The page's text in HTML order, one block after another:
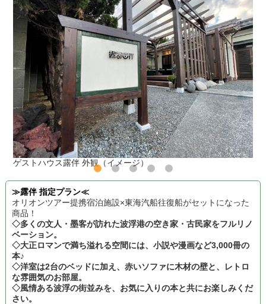
ゲストハウス露伴 外観（イメージ）
≫露伴 指定プラン≪
オリオンツアー提携宿泊施設×東海汽船往復船がセットになった
商品！
◇多くの文人・墨客が訪れた波浮港の空き家・古民家をフルリノ
ベーション。
◇大正ロマンで満ち溢れる空間には、小説や漫画など3,000冊の
本♪
◇洋室は2台のベッドに加え、赤いソファに木材の壁と、レトロ
な雰囲気のお部屋。
◇風情ある波浮の街並みを、お気に入りの本と共にお楽しみくだ
さい。